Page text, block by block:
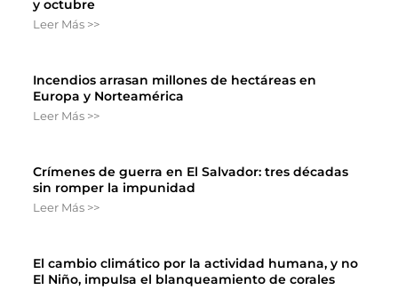
y octubre
Leer Más >>
Incendios arrasan millones de hectáreas en
Europa y Norteamérica
Leer Más >>
Crímenes de guerra en El Salvador: tres décadas
sin romper la impunidad
Leer Más >>
El cambio climático por la actividad humana, y no
El Niño, impulsa el blanqueamiento de corales